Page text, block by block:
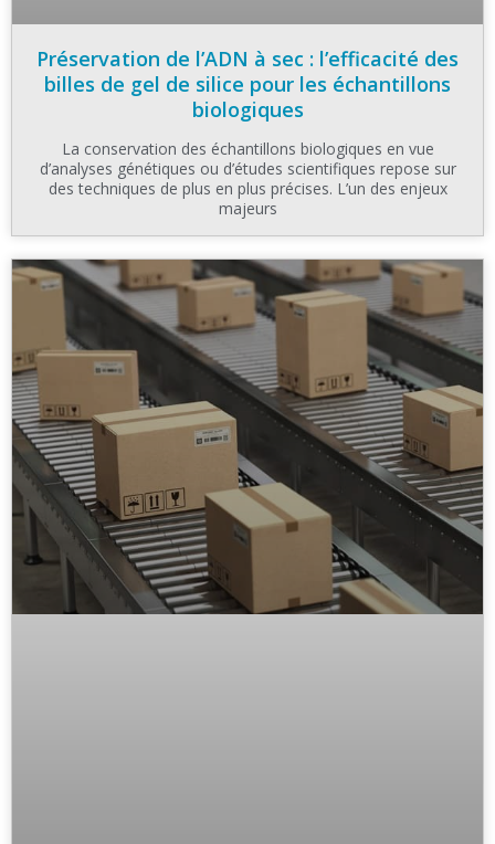
Préservation de l’ADN à sec : l’efficacité des
billes de gel de silice pour les échantillons
biologiques
La conservation des échantillons biologiques en vue
d’analyses génétiques ou d’études scientifiques repose sur
des techniques de plus en plus précises. L’un des enjeux
majeurs